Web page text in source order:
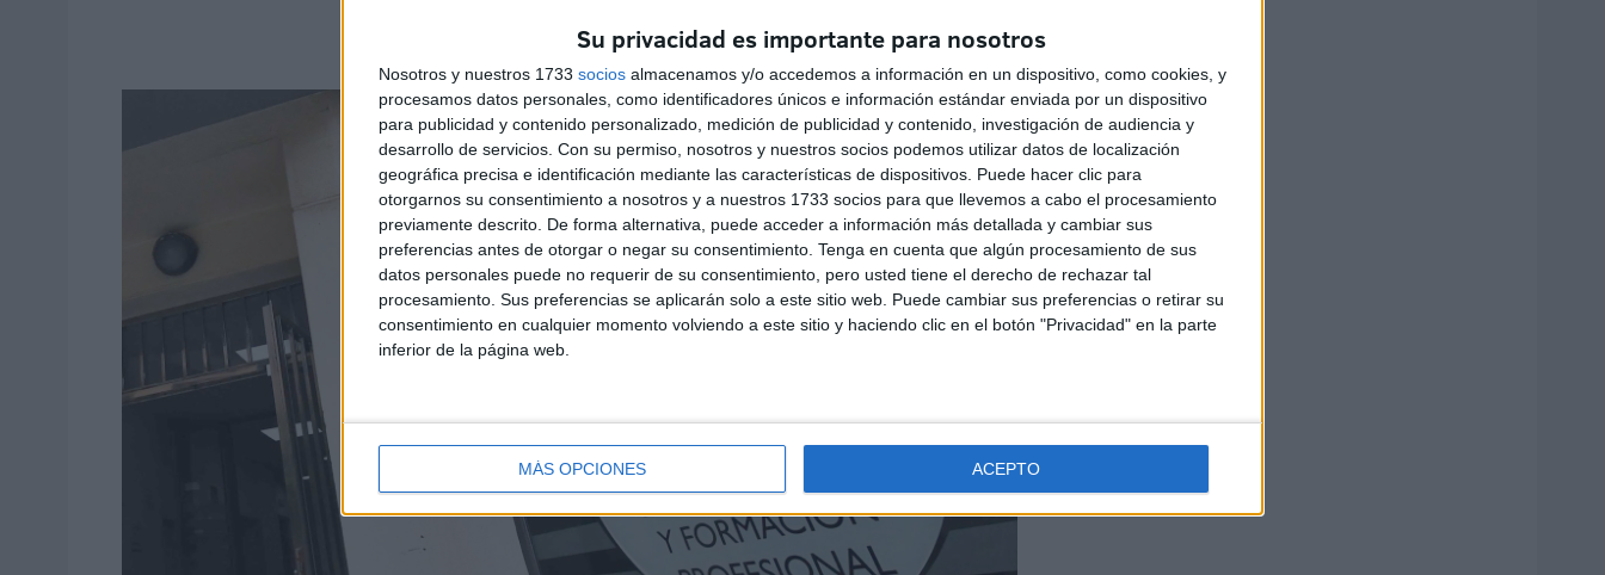
Su privacidad es importante para nosotros
Nosotros y nuestros 1733 socios almacenamos y/o accedemos a información en un dispositivo, como cookies, y
procesamos datos personales, como identificadores únicos e información estándar enviada por un dispositivo
para publicidad y contenido personalizado, medición de publicidad y contenido, investigación de audiencia y
desarrollo de servicios. Con su permiso, nosotros y nuestros socios podemos utilizar datos de localización
geográfica precisa e identificación mediante las características de dispositivos. Puede hacer clic para
otorgarnos su consentimiento a nosotros y a nuestros 1733 socios para que llevemos a cabo el procesamiento
previamente descrito. De forma alternativa, puede acceder a información más detallada y cambiar sus
preferencias antes de otorgar o negar su consentimiento. Tenga en cuenta que algún procesamiento de sus
datos personales puede no requerir de su consentimiento, pero usted tiene el derecho de rechazar tal
procesamiento. Sus preferencias se aplicarán solo a este sitio web. Puede cambiar sus preferencias o retirar su
consentimiento en cualquier momento volviendo a este sitio y haciendo clic en el botón "Privacidad" en la parte
inferior de la página web.
MÁS OPCIONES ACEPTO